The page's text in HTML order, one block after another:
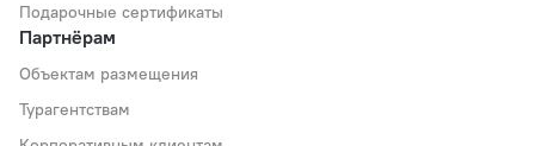
Подарочные сертификаты
Партнёрам
Объектам размещения
Турагентствам